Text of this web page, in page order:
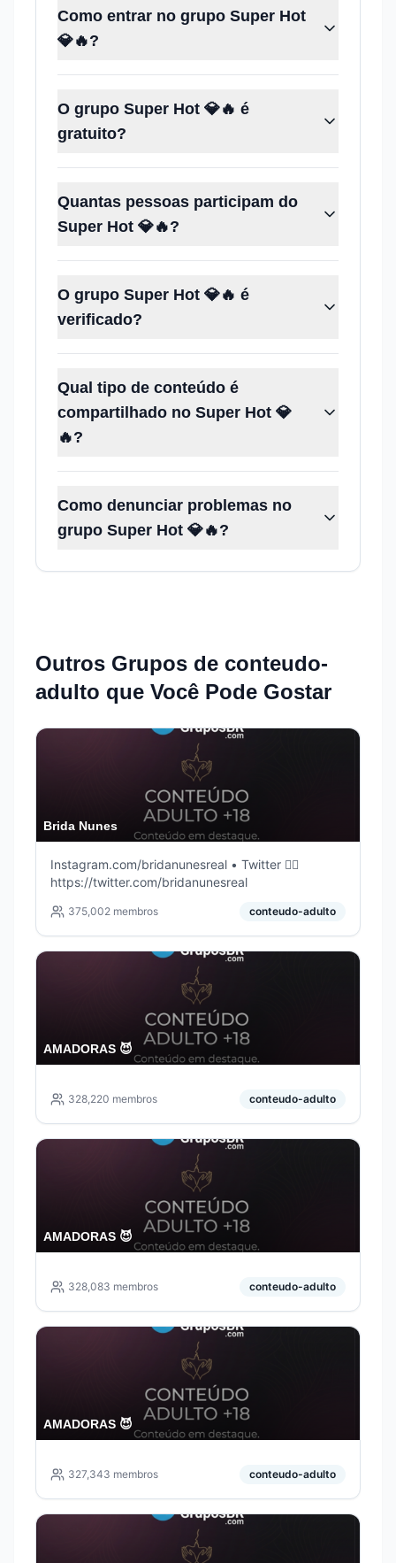
Como entrar no grupo Super Hot
💎🔥?
O grupo Super Hot 💎🔥 é
gratuito?
Quantas pessoas participam do
Super Hot 💎🔥?
O grupo Super Hot 💎🔥 é
verificado?
Qual tipo de conteúdo é
compartilhado no Super Hot 💎
🔥?
Como denunciar problemas no
grupo Super Hot 💎🔥?
Outros Grupos de conteudo-
adulto que Você Pode Gostar
Brida Nunes
Instagram.com/bridanunesreal • Twitter 👉🏻
https://twitter.com/bridanunesreal
375,002 membros conteudo-adulto
AMADORAS 😈
328,220 membros conteudo-adulto
AMADORAS 😈
328,083 membros conteudo-adulto
AMADORAS 😈
327,343 membros conteudo-adulto